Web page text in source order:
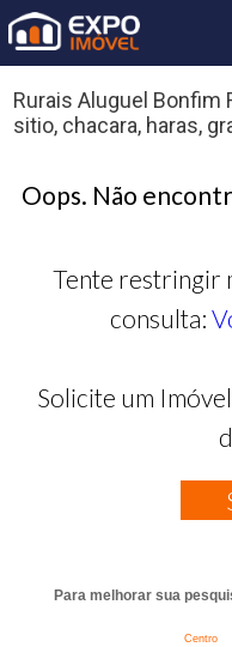
Rurais Aluguel Bonfim
sitio, chacara, haras,
Oops. Não
Tente restringir
consulta:
Solicite um
Para melhorar sua
Centro